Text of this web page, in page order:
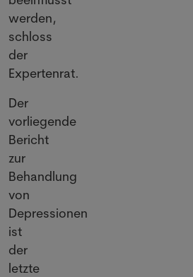
werden,
schloss
der
Expertenrat.
Der
vorliegende
Bericht
zur
Behandlung
von
Depressionen
ist
der
letzte